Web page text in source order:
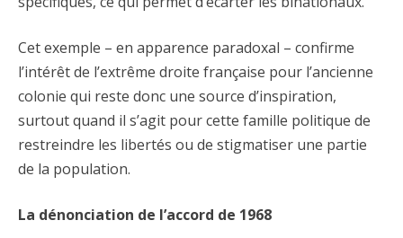
Cet exemple – en apparence paradoxal – confirme
l’intérêt de l’extrême droite française pour l’ancienne
colonie qui reste donc une source d’inspiration,
surtout quand il s’agit pour cette famille politique de
restreindre les libertés ou de stigmatiser une partie
de la population.
La dénonciation de l’accord de 1968